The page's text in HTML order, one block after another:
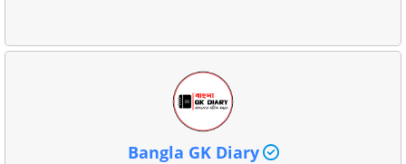
Bangla GK Diary